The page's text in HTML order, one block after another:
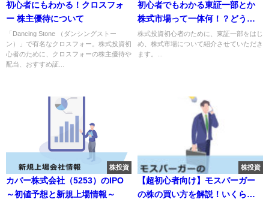
初心者にもわかる！クロスフォ
ー 株主優待について
「Dancing Stone （ダンシングストー
ン）」で有名なクロスフォー。株式投資初
心者のために、クロスフォーの株主優待や
配当、おすすめ証...
初心者でもわかる東証一部とか
株式市場って一体何！？どう違
うの？
株式投資初心者のために、東証一部をはじ
め、株式市場について紹介させていただき
ます。...
株投資
カバー株式会社（5253）のIPO
～初値予想と新規上場情報～
株投資
【超初心者向け】モスバーガー
の株の買い方を解説！いくらか